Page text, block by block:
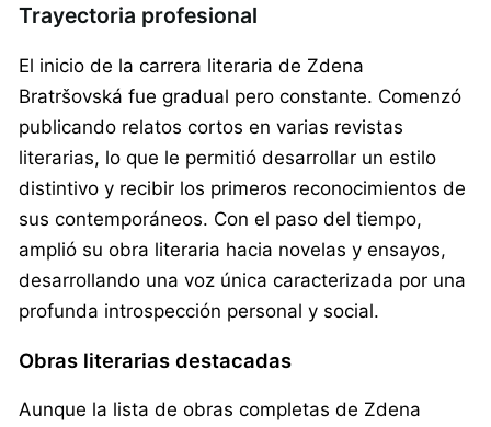
Trayectoria profesional
El inicio de la carrera literaria de Zdena
Bratršovská fue gradual pero constante. Comenzó
publicando relatos cortos en varias revistas
literarias, lo que le permitió desarrollar un estilo
distintivo y recibir los primeros reconocimientos de
sus contemporáneos. Con el paso del tiempo,
amplió su obra literaria hacia novelas y ensayos,
desarrollando una voz única caracterizada por una
profunda introspección personal y social.
Obras literarias destacadas
Aunque la lista de obras completas de Zdena